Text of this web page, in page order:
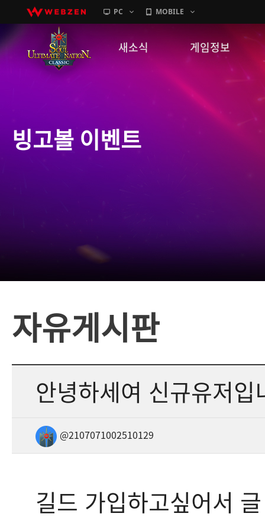
PC MOBILE
새소식
GM노트
게임정보
캐릭터소개
빙고볼 이벤트
자유게시판
안녕하세여 신규유저입
@2107071002510129
길드 가입하고싶어서